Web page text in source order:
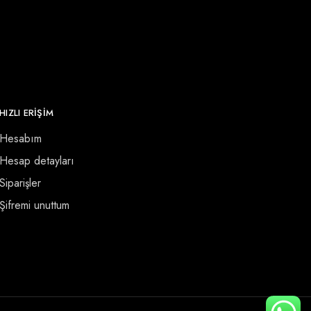
HIZLI ERİŞİM
Hesabım
Hesap detayları
Siparişler
Şifremi unuttum